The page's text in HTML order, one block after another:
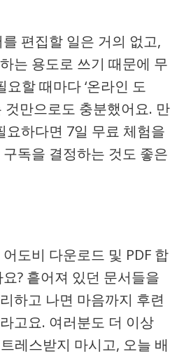
편집할 일은 거의 없고,
는 용도로 쓰기 때문에 무
요할 때마다 ‘온라인 도
것만으로도 충분했어요. 만
요하다면 7일 무료 체험을
독을 결정하는 것도 좋은
도비 다운로드 및 PDF 합
? 흩어져 있던 문서들을
하고 나면 마음까지 후련
고요. 여러분도 더 이상
레스받지 마시고, 오늘 배